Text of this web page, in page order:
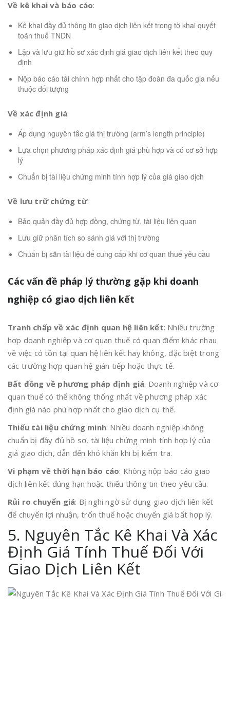
Về kê khai và báo cáo:
Kê khai đầy đủ thông tin giao dịch liên kết trong tờ khai quyết
toán thuế TNDN
Lập và lưu giữ hồ sơ xác định giá giao dịch liên kết theo quy
định
Nộp báo cáo tài chính hợp nhất cho tập đoàn đa quốc gia nếu
thuộc đối tượng
Về xác định giá:
Áp dụng nguyên tắc giá thị trường (arm’s length principle)
Lựa chọn phương pháp xác định giá phù hợp và có cơ sở hợp
lý
Chuẩn bị tài liệu chứng minh tính hợp lý của giá giao dịch
Về lưu trữ chứng từ:
Bảo quản đầy đủ hợp đồng, chứng từ, tài liệu liên quan
Lưu giữ phân tích so sánh giá với thị trường
Chuẩn bị sẵn tài liệu để cung cấp khi cơ quan thuế yêu cầu
Các vấn đề pháp lý thường gặp khi doanh
nghiệp có giao dịch liên kết
Tranh chấp về xác định quan hệ liên kết: Nhiều trường
hợp doanh nghiệp và cơ quan thuế có quan điểm khác nhau
về việc có tồn tại quan hệ liên kết hay không, đặc biệt trong
các trường hợp quan hệ gián tiếp hoặc thực tế.
Bất đồng về phương pháp định giá: Doanh nghiệp và cơ
quan thuế có thể không thống nhất về phương pháp xác
định giá nào phù hợp nhất cho giao dịch cụ thể.
Thiếu tài liệu chứng minh: Nhiều doanh nghiệp không
chuẩn bị đầy đủ hồ sơ, tài liệu chứng minh tính hợp lý của
giá giao dịch, dẫn đến khó khăn khi bị kiểm tra.
Vi phạm về thời hạn báo cáo: Không nộp báo cáo giao
dịch liên kết đúng hạn hoặc thiếu thông tin theo yêu cầu.
Rủi ro chuyển giá: Bị nghi ngờ sử dụng giao dịch liên kết
để chuyển lợi nhuận, trốn thuế hoặc chuyển giá bất hợp lý.
5. Nguyên Tắc Kê Khai Và Xác
Định Giá Tính Thuế Đối Với
Giao Dịch Liên Kết